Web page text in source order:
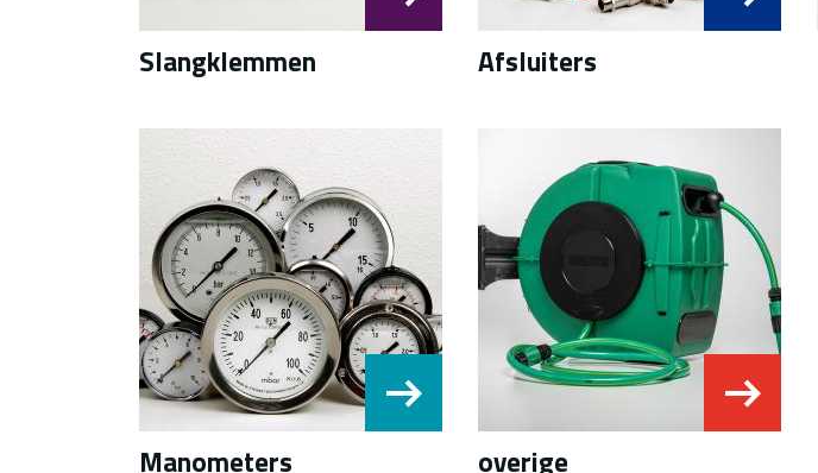
Slangklemmen Afsluiters
Manometers overige